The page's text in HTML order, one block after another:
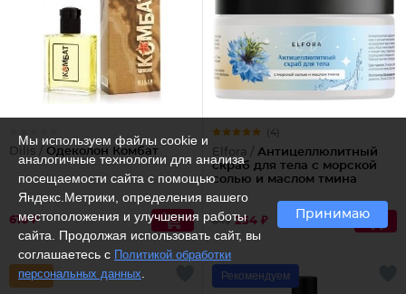
Dilis / Одеколон Комбат
616 ₽
(4)
Elfora / Антицеллюлитный
скраб для тела с морской
солью и маслом тмина
849 254 ₽
Рекомендуем
Мы используем файлы cookie и
аналогичные технологии для анализа
посещаемости сайта с помощью
Яндекс.Метрики, определения вашего
местоположения и улучшения работы
сайта. Продолжая использовать сайт, вы
соглашаетесь с Политикой обработки
персональных данных
Принимаю